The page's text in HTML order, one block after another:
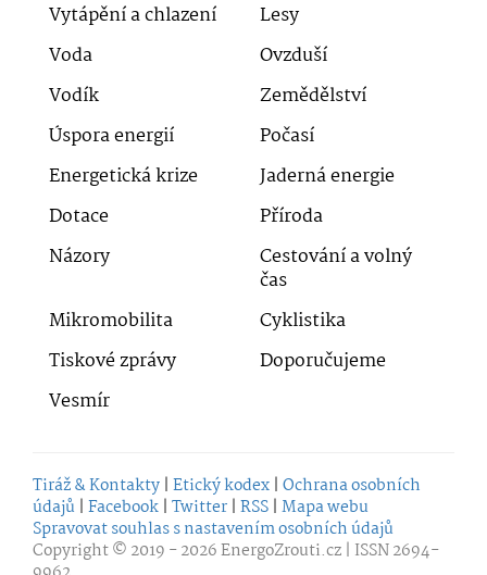
Vytápění a chlazení
Lesy
Voda
Ovzduší
Vodík
Zemědělství
Úspora energií
Počasí
Energetická krize
Jaderná energie
Dotace
Příroda
Názory
Cestování a volný
čas
Mikromobilita
Cyklistika
Tiskové zprávy
Doporučujeme
Vesmír
Tiráž & Kontakty | Etický kodex | Ochrana osobních
údajů | Facebook | Twitter | RSS | Mapa webu
Spravovat souhlas s nastavením osobních údajů
Copyright © 2019 - 2026EnergoZrouti.cz | ISSN 2694-